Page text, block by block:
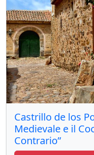
Castrillo de los
Medievale e il
Contrario”